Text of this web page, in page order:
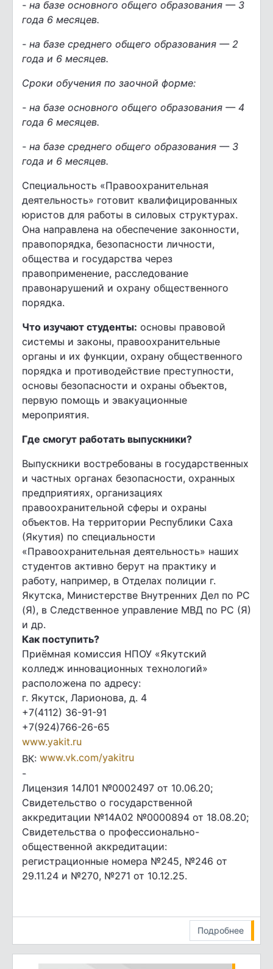
- на базе основного общего образования — 3
года 6 месяцев.
- на базе среднего общего образования — 2
года и 6 месяцев.
Сроки обучения по заочной форме:
- на базе основного общего образования — 4
года 6 месяцев.
- на базе среднего общего образования — 3
года и 6 месяцев.
Специальность «Правоохранительная
деятельность» готовит квалифицированных
юристов для работы в силовых структурах.
Она направлена на обеспечение законности,
правопорядка, безопасности личности,
общества и государства через
правоприменение, расследование
правонарушений и охрану общественного
порядка.
Что изучают студенты: основы правовой
системы и законы, правоохранительные
органы и их функции, охрану общественного
порядка и противодействие преступности,
основы безопасности и охраны объектов,
первую помощь и эвакуационные
мероприятия.
Где смогут работать выпускники?
Выпускники востребованы в государственных
и частных органах безопасности, охранных
предприятиях, организациях
правоохранительной сферы и охраны
объектов. На территории Республики Саха
(Якутия) по специальности
«Правоохранительная деятельность» наших
студентов активно берут на практику и
работу, например, в Отделах полиции г.
Якутска, Министерстве Внутренних Дел по РС
(Я), в Следственное управление МВД по РС (Я)
и др.
Как поступить?
Приёмная комиссия НПОУ «Якутский
колледж инновационных технологий»
расположена по адресу:
г. Якутск, Ларионова, д. 4
+7(4112) 36-91-91
+7(924)766-26-65
www.yakit.ru
ВК: www.vk.com/yakitru
-
Лицензия 14Л01 №0002497 от 10.06.20;
Свидетельство о государственной
аккредитации №14А02 №0000894 от 18.08.20;
Свидетельства о профессионально-
общественной аккредитации:
регистрационные номера №245, №246 от
29.11.24 и №270, №271 от 10.12.25.
Подробнее